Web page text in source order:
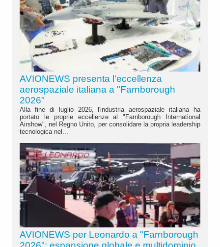
AVIONEWS presenta l'eccellenza
aerospaziale italiana a "Farnborough
2026"
Alla fine di luglio 2026, l'industria aerospaziale italiana ha
portato le proprie eccellenze al "Farnborough International
Airshow", nel Regno Unito, per consolidare la propria leadership
tecnologica nel...
AVIONEWS per Leonardo a "Farnborough